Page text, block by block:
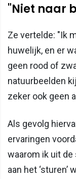
"Niet naar
Ze vertelde: "Ik
huwelijk, en er
geen rood of
natuurbeelden
zeker ook geen
Als gevolg
ervaringen
waarom ik uit
aan het